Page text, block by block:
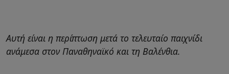
Αυτή είναι η περίπτωση μετά το τελευταίο παιχνίδι
ανάμεσα στον Παναθηναϊκό και τη Βαλένθια.